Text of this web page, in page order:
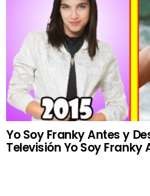
Yo Soy Franky Antes y
Televisión Yo Soy